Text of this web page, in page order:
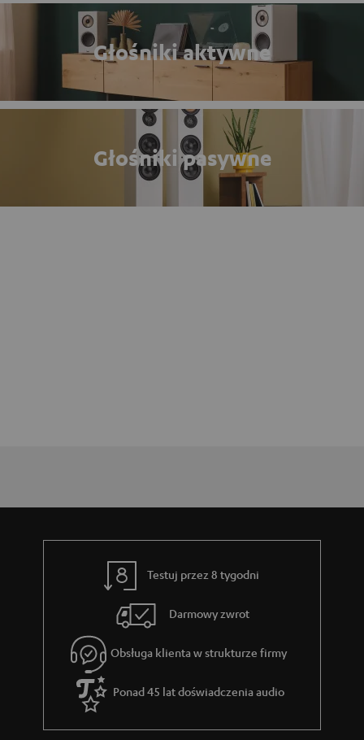
Głośniki aktywne
Głośniki pasywne
Testuj przez 8 tygodni
Darmowy zwrot
Obsługa klienta w strukturze firmy
Ponad 45 lat doświadczenia audio